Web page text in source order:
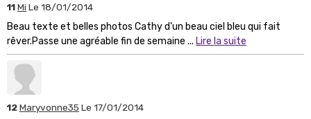
11Mi Le 18/01/2014
Beau texte et belles photos Cathy d'un beau ciel bleu qui fait
rêver.Passe une agréable fin de semaine ... Lire la suite
12Maryvonne35 Le 17/01/2014